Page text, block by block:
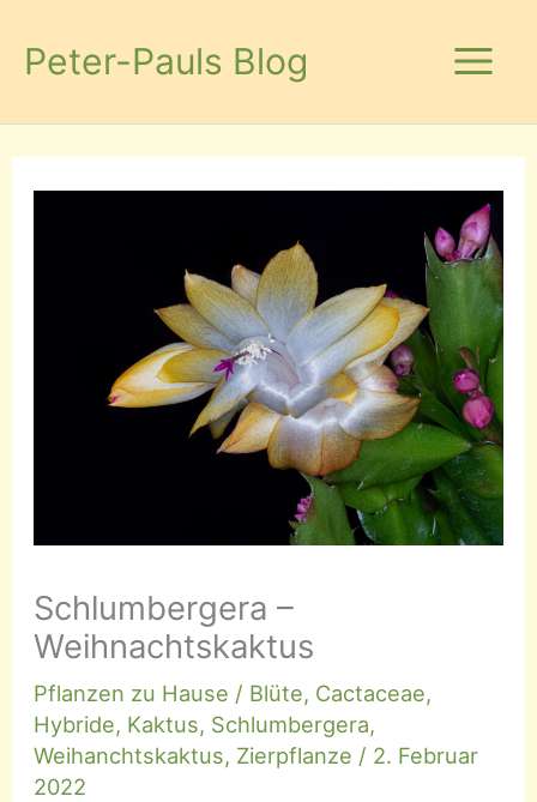
InhaltPeter-Pauls Blog
Schlumbergera –
Weihnachtskaktus
Pflanzen zu Hause / Blüte, Cactaceae,
Hybride, Kaktus, Schlumbergera,
Weihanchtskaktus, Zierpflanze / 2. Februar
2022